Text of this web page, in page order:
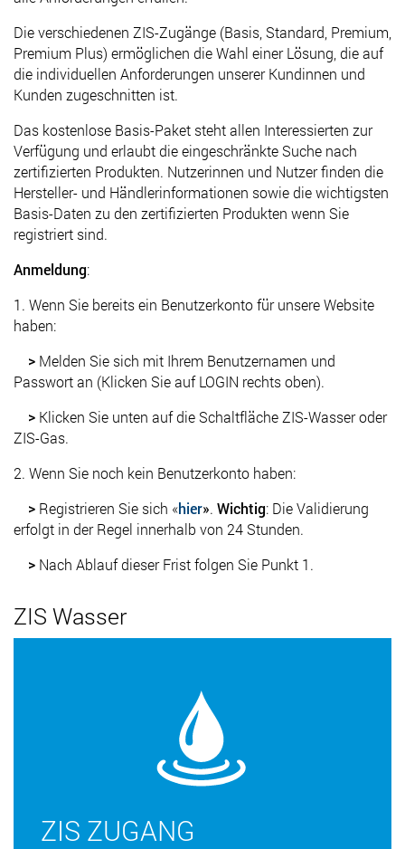
Die verschiedenen ZIS-Zugänge (Basis, Standard, Premium,
Premium Plus) ermöglichen die Wahl einer Lösung, die auf
die individuellen Anforderungen unserer Kundinnen und
Kunden zugeschnitten ist.
Das kostenlose Basis-Paket steht allen Interessierten zur
Verfügung und erlaubt die eingeschränkte Suche nach
zertifizierten Produkten. Nutzerinnen und Nutzer finden die
Hersteller- und Händlerinformationen sowie die wichtigsten
Basis-Daten zu den zertifizierten Produkten wenn Sie
registriert sind.
Anmeldung:
1. Wenn Sie bereits ein Benutzerkonto für unsere Website
haben:
> Melden Sie sich mit Ihrem Benutzernamen und
Passwort an (Klicken Sie auf LOGIN rechts oben).
> Klicken Sie unten auf die Schaltfläche ZIS-Wasser oder
ZIS-Gas.
2. Wenn Sie noch kein Benutzerkonto haben:
> Registrieren Sie sich «hier». Wichtig: Die Validierung
erfolgt in der Regel innerhalb von 24 Stunden.
> Nach Ablauf dieser Frist folgen Sie Punkt 1.
ZIS Wasser
ZIS ZUGANG